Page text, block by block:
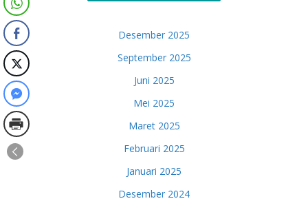
Desember 2025
September 2025
Juni 2025
Mei 2025
Maret 2025
Februari 2025
Januari 2025
Desember 2024